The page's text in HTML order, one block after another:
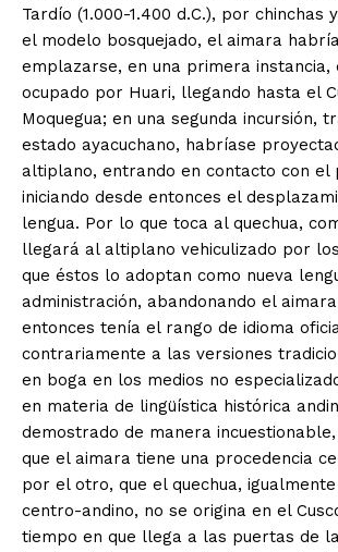
Tardío (1.000-1.400 d.C.), por chinchas
el modelo bosquejado, el aimara
emplazarse, en una primera
ocupado por Huari, llegando hasta el
Moquegua; en una segunda incursión,
estado ayacuchano, habríase
altiplano, entrando en contacto con el
iniciando desde entonces el
lengua. Por lo que toca al quechua,
llegará al altiplano vehiculizado por
que éstos lo adoptan como nueva
administración, abandonando el
entonces tenía el rango de idioma
contrariamente a las versiones
en boga en los medios no
en materia de lingüística histórica
demostrado de manera
que el aimara tiene una procedencia
por el otro, que el quechua,
centro-andino, no se origina en el
tiempo en que llega a las puertas de